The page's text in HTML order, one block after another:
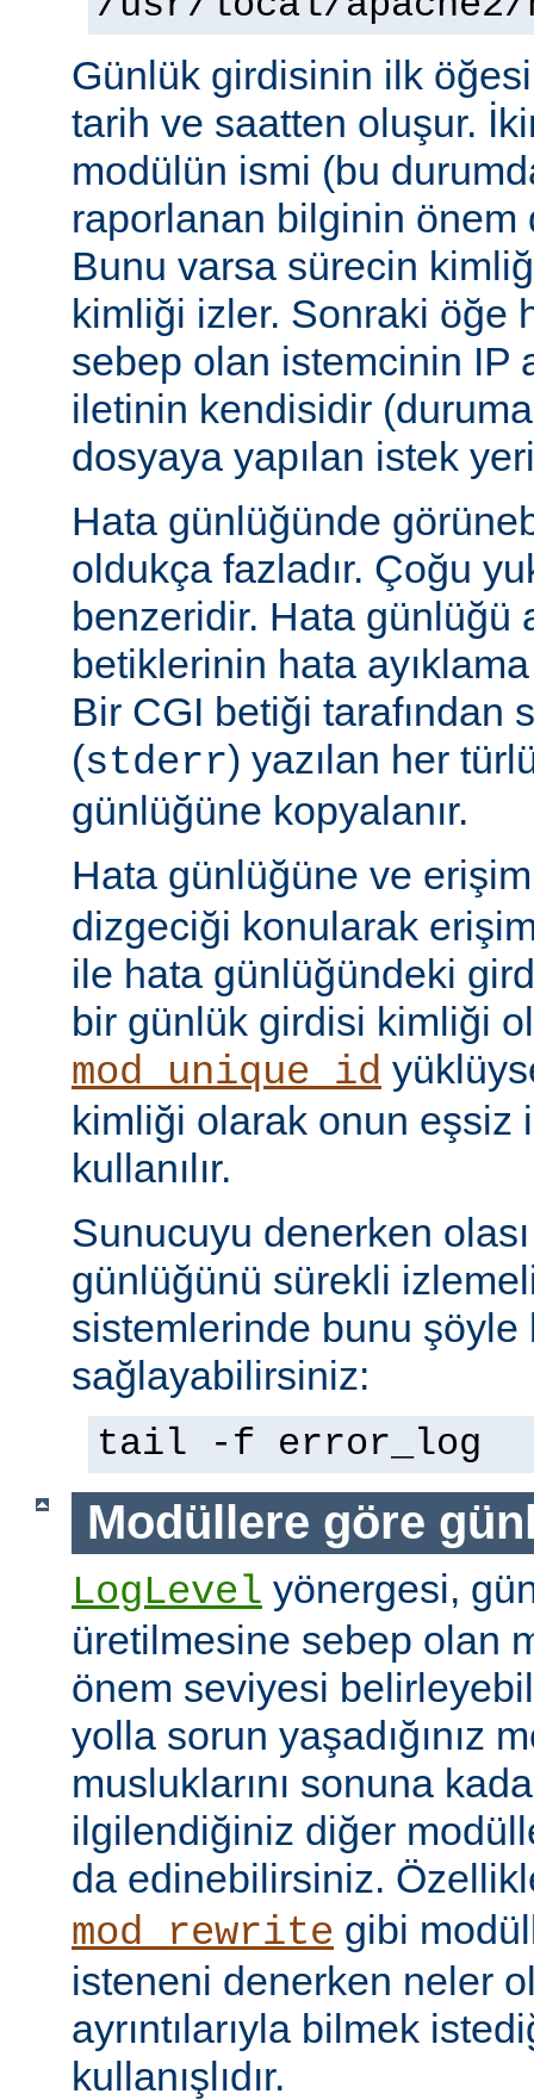
Günlük girdisinin ilk öğesi
tarih ve saatten oluşur.
modülün ismi (bu
raporlanan bilginin önem
Bunu varsa sürecin
kimliği izler. Sonraki öğe
sebep olan istemcinin IP
iletinin kendisidir (duruma
dosyaya yapılan istek
Hata günlüğünde
oldukça fazladır. Çoğu
benzeridir. Hata günlüğü
betiklerinin hata ayıklama
Bir CGI betiği tarafından
(stderr) yazılan her
günlüğüne kopyalanır.
Hata günlüğüne ve
dizgeciği konularak
ile hata günlüğündeki
bir günlük girdisi kimliği
mod_unique_id
kimliği olarak onun eşsiz
kullanılır.
Sunucuyu denerken
günlüğünü sürekli
sistemlerinde bunu şöyle
sağlayabilirsiniz:
tail -f error_log
Modüllere göre
LogLevel yönergesi,
üretilmesine sebep olan
önem seviyesi
yolla sorun yaşadığınız
musluklarını sonuna
ilgilendiğiniz diğer
da edinebilirsiniz.
mod_rewrite gibi
isteneni denerken neler
ayrıntılarıyla bilmek
kullanışlıdır.